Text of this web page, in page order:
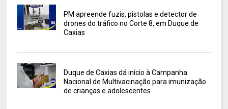
PM apreende fuzis, pistolas e detector de
drones do tráfico no Corte 8, em Duque de
Caxias
Duque de Caxias dá início à Campanha
Nacional de Multivacinação para imunização
de crianças e adolescentes